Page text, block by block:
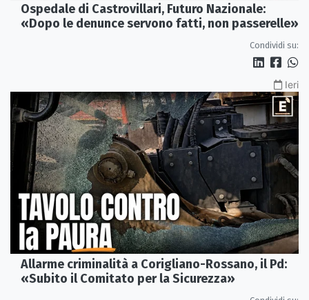
Ospedale di Castrovillari, Futuro Nazionale:
«Dopo le denunce servono fatti, non passerelle»
Condividi su:
Ieri
Allarme criminalità a Corigliano-Rossano, il Pd:
«Subito il Comitato per la Sicurezza»